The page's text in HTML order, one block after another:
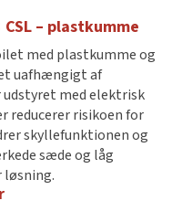
– plastkumme
med plastkumme og
uafhængigt af
med elektrisk
reducerer risikoen for
skyllefunktionen og
sæde og låg
løsning.